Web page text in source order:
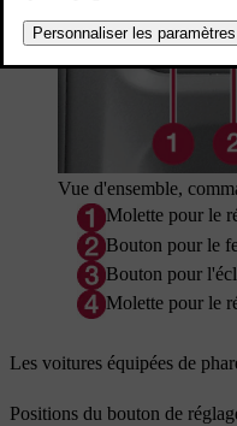
Vue d'ensemble,
Molette pour le
Bouton pour le
Bouton pour
Molette pour le
Les voitures équipées de
Positions du bouton de